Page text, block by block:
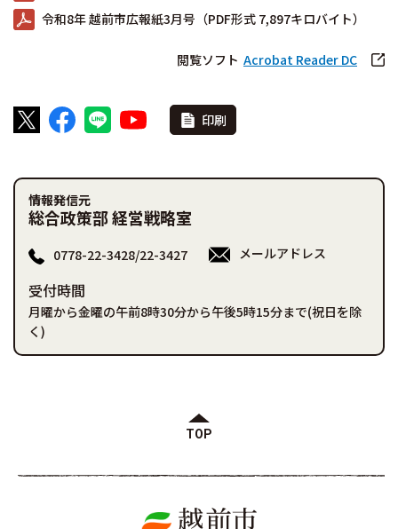
令和8年 越前市広報紙3月号（PDF形式 7,897キロバイト）
閲覧ソフト Acrobat Reader DC
印刷
情報発信元
総合政策部 経営戦略室
0778-22-3428/22-3427 メールアドレス
受付時間
月曜から金曜の午前8時30分から午後5時15分まで(祝日を除
く)
TOP